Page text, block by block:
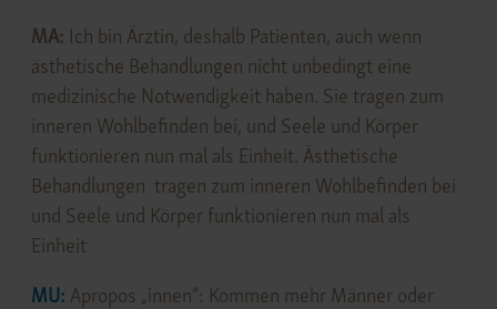
MA: Ich bin Ärztin, deshalb Patienten, auch wenn
ästhetische Behandlungen nicht unbedingt eine
medizinische Notwendigkeit haben. Sie tragen zum
inneren Wohlbefinden bei, und Seele und Körper
funktionieren nun mal als Einheit. Ästhetische
Behandlungen tragen zum inneren Wohlbefinden bei
und Seele und Körper funktionieren nun mal als
Einheit
MU: Apropos „innen“: Kommen mehr Männer oder